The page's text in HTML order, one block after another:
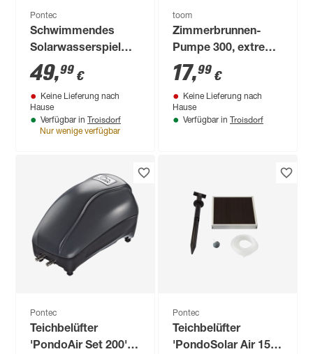
Pontec
Schwimmendes
Solarwasserspiel
'PondoSolar Lily'
49,99 €
Keine Lieferung nach
Hause
Verfügbar in Troisdorf
Nur wenige verfügbar
toom
Zimmerbrunnen-
Pumpe 300, extrem
laufruhig
17,99 €
Keine Lieferung nach
Hause
Verfügbar in Troisdorf
Pontec
Teichbelüfter
'PondoAir Set 200' 4
Pontec
Teichbelüfter
'PondoSolar Air 150